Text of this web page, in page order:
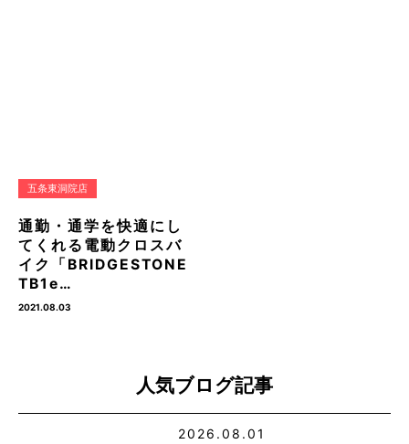
五条東洞院店
通勤・通学を快適にし
てくれる電動クロスバ
イク「BRIDGESTONE
TB1e…
2021.08.03
人気ブログ記事
2026.08.01